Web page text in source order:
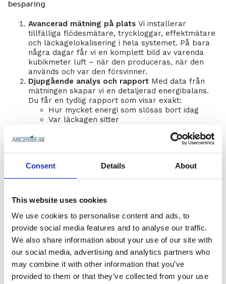
Consent Details About
This website uses cookies
We use cookies to personalise content and ads, to
provide social media features and to analyse our traffic.
We also share information about your use of our site with
our social media, advertising and analytics partners who
may combine it with other information that you’ve
provided to them or that they’ve collected from your use
besparing
Avancerad mätning på plats Vi installerar
tillfälliga flödesmätare, tryckloggar, effektmätare
och läckagelokalisering i hela systemet. På bara
några dagar får vi en komplett bild av varenda
kubikmeter luft – när den produceras, när den
används och var den försvinner.
Djupgående analys och rapport Med data från
mätningen skapar vi en detaljerad energibalans.
Du får en tydlig rapport som visar exakt:
Hur mycket energi som slösas bort idag
Var läckagen sitter
Hur mycket du kan spara med enkla och
Personlig konsultation & handlingsplan Våra
certifierade tryckluftsexperter går igenom
konkreta, prioriterade åtgärder – från snabba
läckagefixar och optimering av styrningen till
investeringar i moderna variabla
hastighetskompressorer, värmeåtervinning eller
central styrning. Allt anpassat efter just din
produktion, driftsmönster och budget.
Resultatet du kan förvänta dig
Energibesparingar på 20–50 % – många kunder